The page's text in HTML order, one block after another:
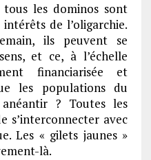
tous les dominos sont
intérêts de l’oligarchie.
ils peuvent se
et ce, à l’échelle
financiarisée et
les populations du
? Toutes les
s’interconnecter avec
Les « gilets jaunes »
là.